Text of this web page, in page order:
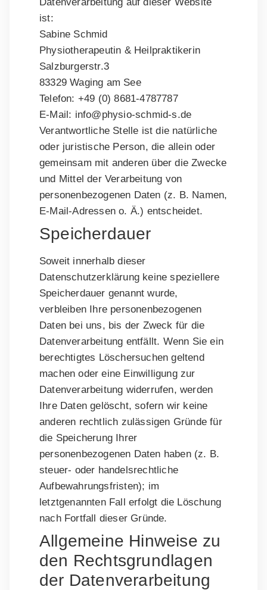
ist:
Sabine Schmid
Physiotherapeutin & Heilpraktikerin
Salzburgerstr.3
83329 Waging am See
Telefon: +49 (0) 8681-4787787
E-Mail: info@physio-schmid-s.de
Verantwortliche Stelle ist die natürliche
oder juristische Person, die allein oder
gemeinsam mit anderen über die Zwecke
und Mittel der Verarbeitung von
personenbezogenen Daten (z. B. Namen,
E-Mail-Adressen o. Ä.) entscheidet.
Speicherdauer
Soweit innerhalb dieser
Datenschutzerklärung keine speziellere
Speicherdauer genannt wurde,
verbleiben Ihre personenbezogenen
Daten bei uns, bis der Zweck für die
Datenverarbeitung entfällt. Wenn Sie ein
berechtigtes Löschersuchen geltend
machen oder eine Einwilligung zur
Datenverarbeitung widerrufen, werden
Ihre Daten gelöscht, sofern wir keine
anderen rechtlich zulässigen Gründe für
die Speicherung Ihrer
personenbezogenen Daten haben (z. B.
steuer- oder handelsrechtliche
Aufbewahrungsfristen); im
letztgenannten Fall erfolgt die Löschung
nach Fortfall dieser Gründe.
Allgemeine Hinweise zu
den Rechtsgrundlagen
der Datenverarbeitung